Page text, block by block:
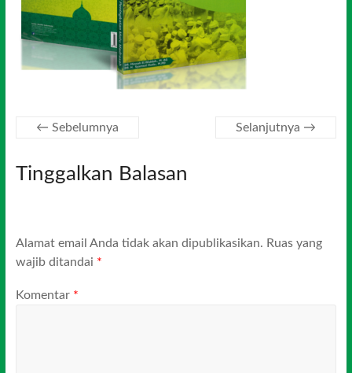
← Sebelumnya Selanjutnya →
Tinggalkan Balasan
Alamat email Anda tidak akan dipublikasikan. Ruas yang
wajib ditandai *
Komentar *